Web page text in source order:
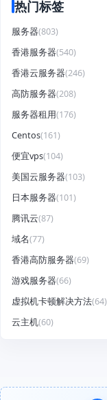
热门标签
服务器(803)
香港服务器(540)
香港云服务器(246)
高防服务器(208)
服务器租用(176)
Centos(161)
便宜vps(104)
美国云服务器(103)
日本服务器(101)
腾讯云(87)
域名(77)
香港高防服务器(69)
游戏服务器(66)
虚拟机卡顿解决方法(64)
云主机(60)